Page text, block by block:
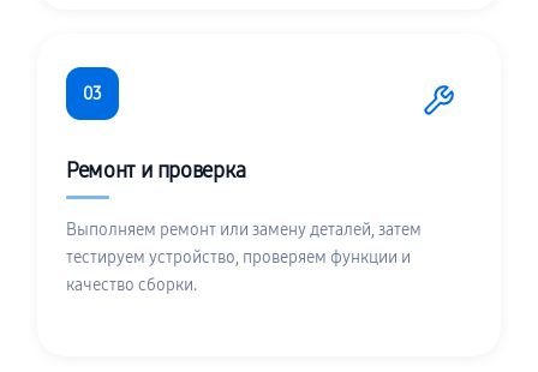
03
Ремонт и проверка
Выполняем ремонт или замену деталей, затем
тестируем устройство, проверяем функции и
качество сборки.